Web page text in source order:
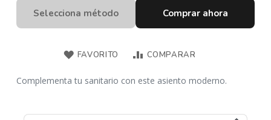
Selecciona método Comprar ahora
FAVORITO COMPARAR
Complementa tu sanitario con este asiento moderno.